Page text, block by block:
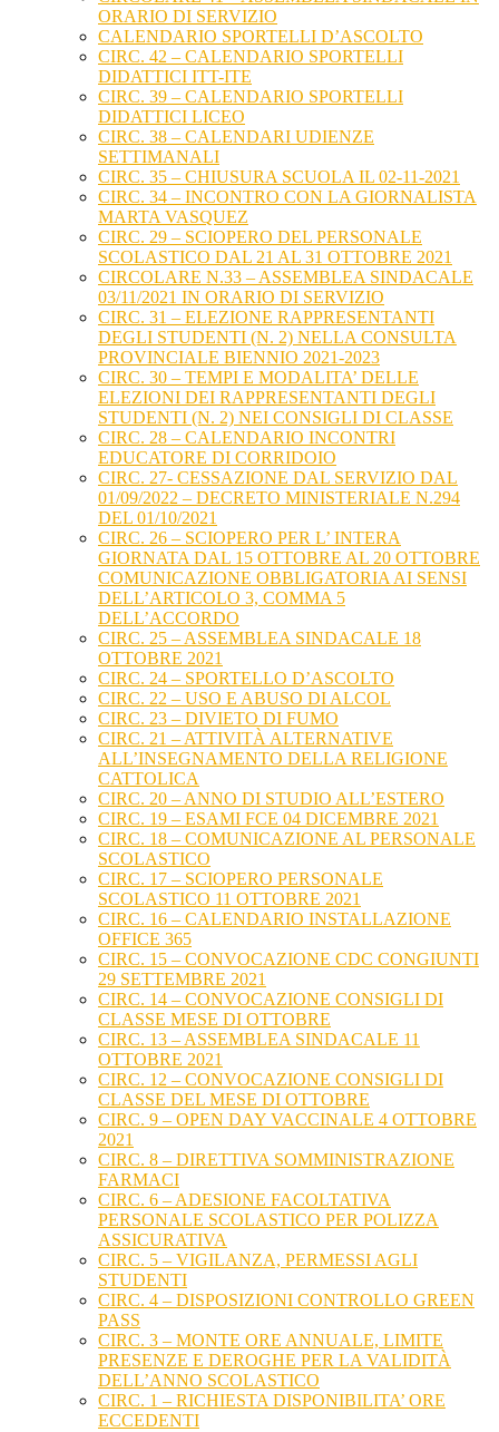
ORARIO DI SERVIZIO
CALENDARIO SPORTELLI D’ASCOLTO
CIRC. 42 – CALENDARIO SPORTELLI
DIDATTICI ITT-ITE
CIRC. 39 – CALENDARIO SPORTELLI
DIDATTICI LICEO
CIRC. 38 – CALENDARI UDIENZE
SETTIMANALI
CIRC. 35 – CHIUSURA SCUOLA IL 02-11-2021
CIRC. 34 – INCONTRO CON LA GIORNALISTA
MARTA VASQUEZ
CIRC. 29 – SCIOPERO DEL PERSONALE
SCOLASTICO DAL 21 AL 31 OTTOBRE 2021
CIRCOLARE N.33 – ASSEMBLEA SINDACALE
03/11/2021 IN ORARIO DI SERVIZIO
CIRC. 31 – ELEZIONE RAPPRESENTANTI
DEGLI STUDENTI (N. 2) NELLA CONSULTA
PROVINCIALE BIENNIO 2021-2023
CIRC. 30 – TEMPI E MODALITA’ DELLE
ELEZIONI DEI RAPPRESENTANTI DEGLI
STUDENTI (N. 2) NEI CONSIGLI DI CLASSE
CIRC. 28 – CALENDARIO INCONTRI
EDUCATORE DI CORRIDOIO
CIRC. 27- CESSAZIONE DAL SERVIZIO DAL
01/09/2022 – DECRETO MINISTERIALE N.294
DEL 01/10/2021
CIRC. 26 – SCIOPERO PER L’ INTERA
GIORNATA DAL 15 OTTOBRE AL 20 OTTOBRE
COMUNICAZIONE OBBLIGATORIA AI SENSI
DELL’ARTICOLO 3, COMMA 5
DELL’ACCORDO
CIRC. 25 – ASSEMBLEA SINDACALE 18
OTTOBRE 2021
CIRC. 24 – SPORTELLO D’ASCOLTO
CIRC. 22 – USO E ABUSO DI ALCOL
CIRC. 23 – DIVIETO DI FUMO
CIRC. 21 – ATTIVITÀ ALTERNATIVE
ALL’INSEGNAMENTO DELLA RELIGIONE
CATTOLICA
CIRC. 20 – ANNO DI STUDIO ALL’ESTERO
CIRC. 19 – ESAMI FCE 04 DICEMBRE 2021
CIRC. 18 – COMUNICAZIONE AL PERSONALE
SCOLASTICO
CIRC. 17 – SCIOPERO PERSONALE
SCOLASTICO 11 OTTOBRE 2021
CIRC. 16 – CALENDARIO INSTALLAZIONE
OFFICE 365
CIRC. 15 – CONVOCAZIONE CDC CONGIUNTI
29 SETTEMBRE 2021
CIRC. 14 – CONVOCAZIONE CONSIGLI DI
CLASSE MESE DI OTTOBRE
CIRC. 13 – ASSEMBLEA SINDACALE 11
OTTOBRE 2021
CIRC. 12 – CONVOCAZIONE CONSIGLI DI
CLASSE DEL MESE DI OTTOBRE
CIRC. 9 – OPEN DAY VACCINALE 4 OTTOBRE
2021
CIRC. 8 – DIRETTIVA SOMMINISTRAZIONE
FARMACI
CIRC. 6 – ADESIONE FACOLTATIVA
PERSONALE SCOLASTICO PER POLIZZA
ASSICURATIVA
CIRC. 5 – VIGILANZA, PERMESSI AGLI
STUDENTI
CIRC. 4 – DISPOSIZIONI CONTROLLO GREEN
PASS
CIRC. 3 – MONTE ORE ANNUALE, LIMITE
PRESENZE E DEROGHE PER LA VALIDITÀ
DELL’ANNO SCOLASTICO
CIRC. 1 – RICHIESTA DISPONIBILITA’ ORE
ECCEDENTI